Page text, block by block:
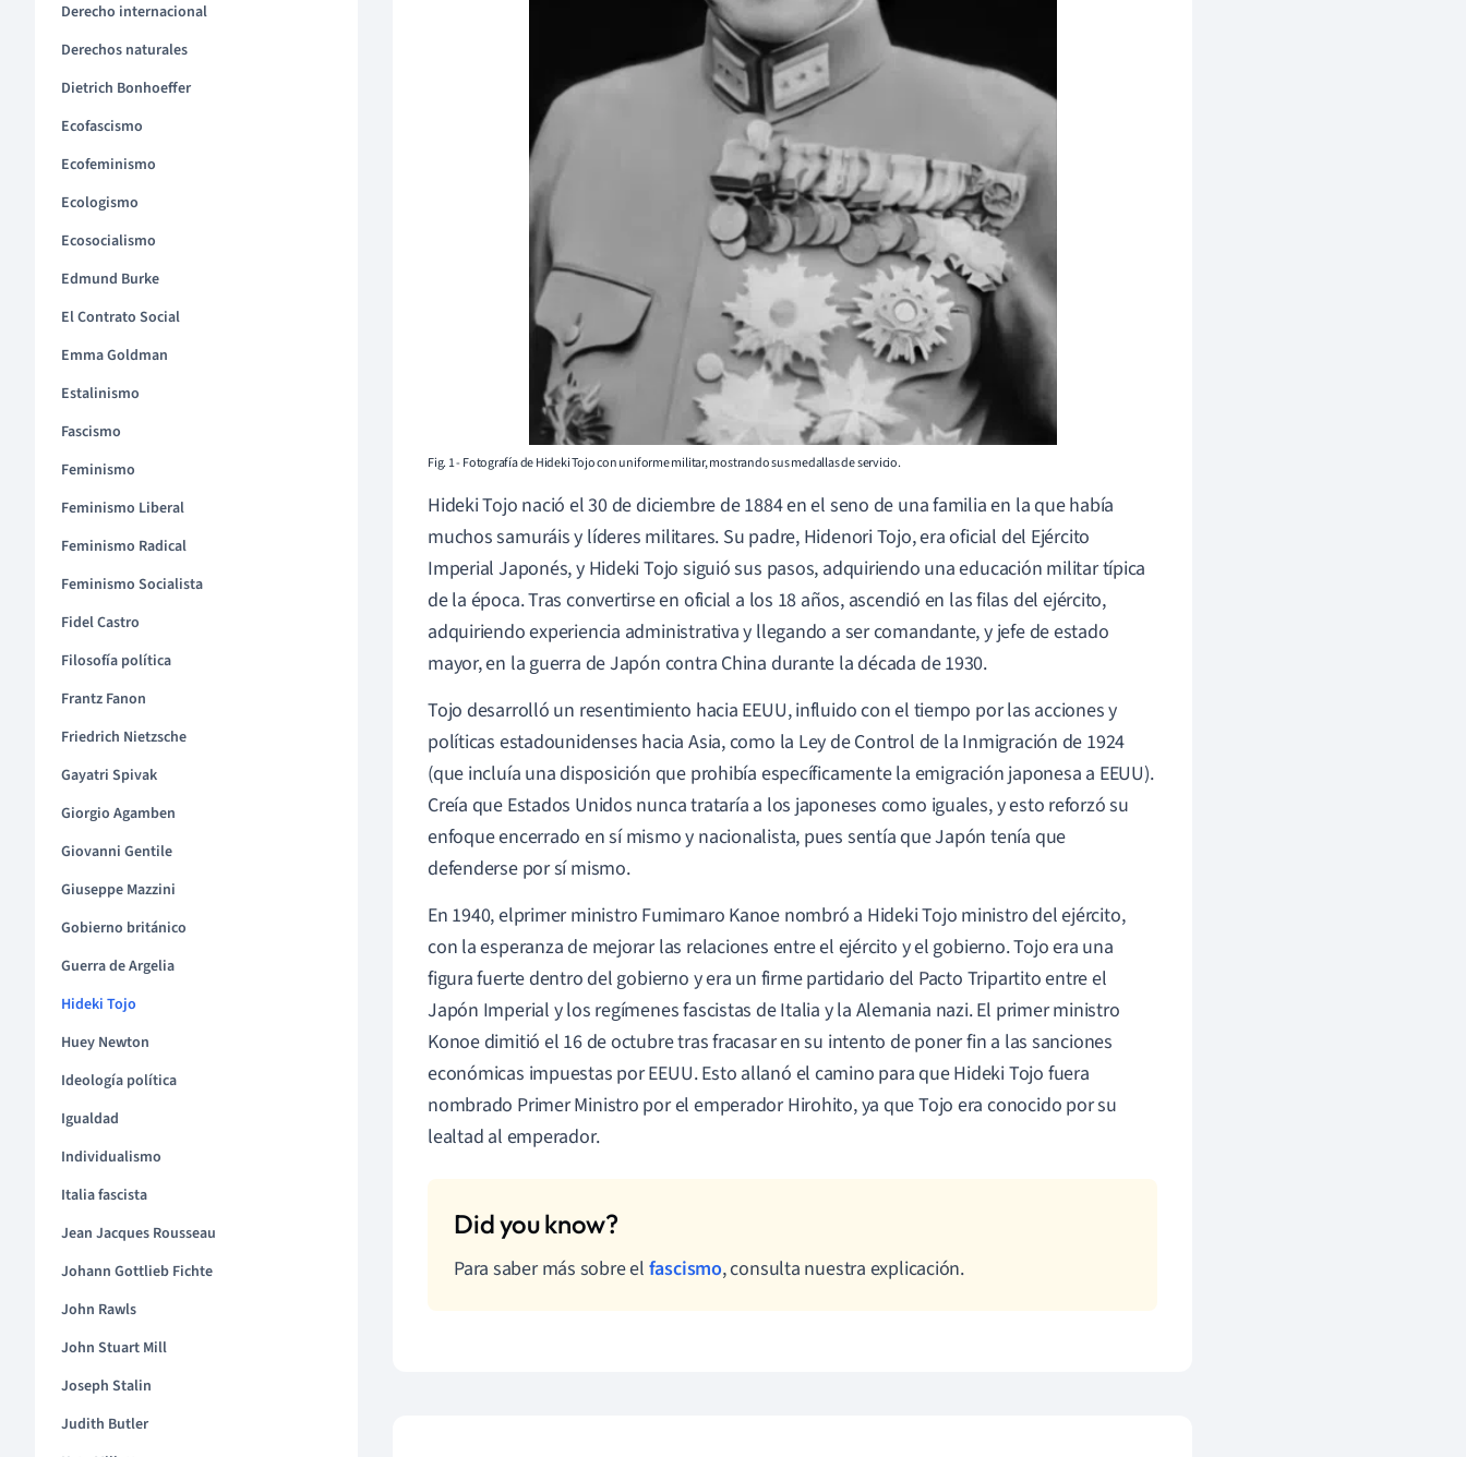
Derecho internacional
Derechos naturales
Dietrich Bonhoeffer
Ecofascismo
Ecofeminismo
Ecologismo
Ecosocialismo
Edmund Burke
El Contrato Social
Emma Goldman
Estalinismo
Fascismo
Feminismo
Feminismo Liberal
Feminismo Radical
Feminismo Socialista
Fidel Castro
Filosofía política
Frantz Fanon
Friedrich Nietzsche
Gayatri Spivak
Giorgio Agamben
Giovanni Gentile
Giuseppe Mazzini
Gobierno británico
Guerra de Argelia
Hideki Tojo
Huey Newton
Ideología política
Igualdad
Individualismo
Italia fascista
Jean Jacques Rousseau
Johann Gottlieb Fichte
John Rawls
John Stuart Mill
Joseph Stalin
Judith Butler
Fig. 1 - Fotografía de Hideki Tojo con uniforme militar, mostrando sus medallas de servicio.
Hideki Tojo nació el 30 de diciembre de 1884 en el seno de una familia en la que había
muchos samuráis y líderes militares. Su padre, Hidenori Tojo, era oficial del Ejército
Imperial Japonés, y Hideki Tojo siguió sus pasos, adquiriendo una educación militar típica
de la época. Tras convertirse en oficial a los 18 años, ascendió en las filas del ejército,
adquiriendo experiencia administrativa y llegando a ser comandante, y jefe de estado
mayor, en la guerra de Japón contra China durante la década de 1930.
Tojo desarrolló un resentimiento hacia EEUU, influido con el tiempo por las acciones y
políticas estadounidenses hacia Asia, como la Ley de Control de la Inmigración de 1924
(que incluía una disposición que prohibía específicamente la emigración japonesa a EEUU).
Creía que Estados Unidos nunca trataría a los japoneses como iguales, y esto reforzó su
enfoque encerrado en sí mismo y nacionalista, pues sentía que Japón tenía que
defenderse por sí mismo.
En 1940,elprimer ministro Fumimaro Kanoe nombró a Hideki Tojo ministro del ejército,
con la esperanza de mejorar las relaciones entre el ejército y el gobierno. Tojo era una
figura fuerte dentro del gobierno y era un firme partidario del Pacto Tripartito entre el
Japón Imperial y los regímenes fascistas de Italia y la Alemania nazi. El primer ministro
Konoe dimitió el 16 de octubre tras fracasar en su intento de poner fin a las sanciones
económicas impuestas por EEUU. Esto allanó el camino para que Hideki Tojo fuera
nombrado Primer Ministro por el emperador Hirohito, ya que Tojo era conocido por su
lealtad al emperador.
Para saber más sobre el fascismo, consulta nuestra explicación.